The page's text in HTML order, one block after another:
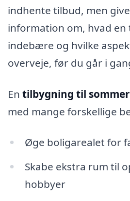
indhente tilbud, men
information om, hvad en
indebære og hvilke
overveje, før du går i
En tilbygning til
med mange forskellige
Øge boligarealet for
Skabe ekstra rum til
hobbyer